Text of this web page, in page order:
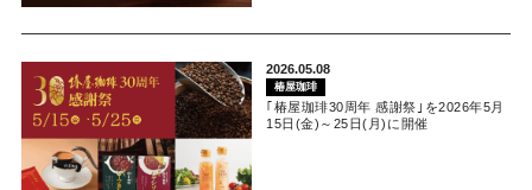
2026.05.08
椿屋珈琲
｢椿屋珈琲30周年 感謝祭｣を2026年5月
15日(金)～25日(月)に開催